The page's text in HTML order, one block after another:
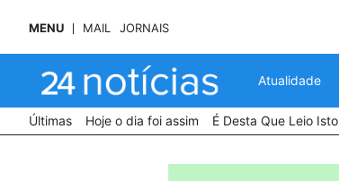
MENU MAIL JORNAIS
Atualidade
Últimas Hoje o dia foi assim É Desta Que Leio Isto